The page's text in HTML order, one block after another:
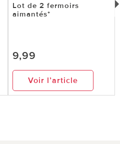
Lot de 2 fermoirs
aimantés*
9,99
Voir l’article